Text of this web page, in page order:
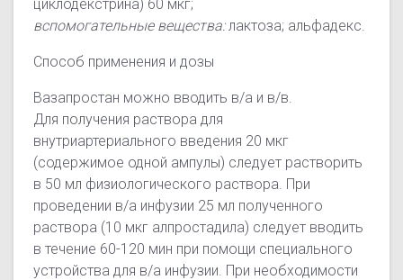
циклодекстрина) 60 мкг;
вспомогательные вещества:лактоза; альфадекс.
Способ применения и дозы
Вазапростан можно вводить в/а и в/в.
Для получения раствора для
внутриартериального введения 20 мкг
(содержимое одной ампулы) следует растворить
в 50 мл физиологического раствора. При
проведении в/а инфузии 25 мл полученного
раствора (10 мкг алпростадила) следует вводить
в течение 60-120 мин при помощи специального
устройства для в/а инфузии. При необходимости